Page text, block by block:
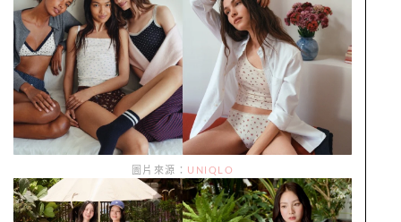
圖片來源： UNIQLO